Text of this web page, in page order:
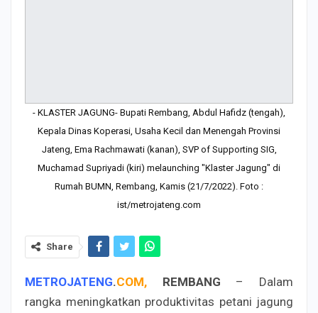
- KLASTER JAGUNG- Bupati Rembang, Abdul Hafidz (tengah),
Kepala Dinas Koperasi, Usaha Kecil dan Menengah Provinsi
Jateng, Ema Rachmawati (kanan), SVP of Supporting SIG,
Muchamad Supriyadi (kiri) melaunching "Klaster Jagung" di
Rumah BUMN, Rembang, Kamis (21/7/2022). Foto :
ist/metrojateng.com
Share
METROJATENG.COM, REMBANG – Dalam
rangka meningkatkan produktivitas petani jagung